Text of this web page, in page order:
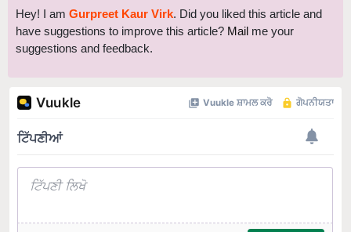
Hey! I am Gurpreet Kaur Virk. Did you liked this article and
have suggestions to improve this article? Mail me your
suggestions and feedback.